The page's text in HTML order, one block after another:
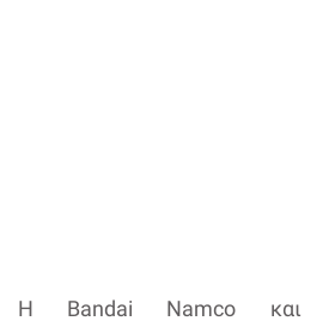
H Bandai Namco και η